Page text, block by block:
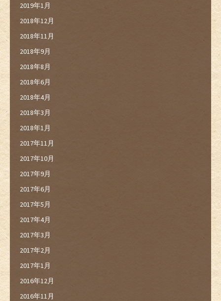
2019年1月
2018年12月
2018年11月
2018年9月
2018年8月
2018年6月
2018年4月
2018年3月
2018年1月
2017年11月
2017年10月
2017年9月
2017年6月
2017年5月
2017年4月
2017年3月
2017年2月
2017年1月
2016年12月
2016年11月